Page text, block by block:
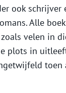
ook schrijver
Alle
velen in
plots in
toen